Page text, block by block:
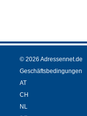
© 2026 Adressennet.de
Geschäftsbedingungen
AT
CH
NL